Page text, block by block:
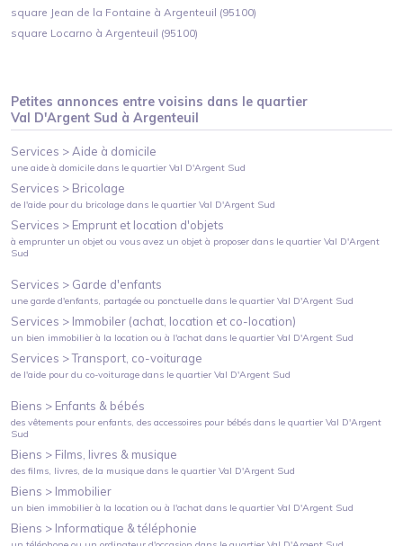
square Jean de la Fontaine à Argenteuil (95100)
square Locarno à Argenteuil (95100)
Petites annonces entre voisins dans le quartier
Val D'Argent Sud àArgenteuil
Services >Aide à domicile
une aide à domicile dans le quartierVal D'Argent Sud
Services > Bricolage
de l'aide pour du bricolage dans le quartierVal D'Argent Sud
Services > Emprunt et location d'objets
à emprunter un objet ou vous avez un objet à proposer dans le quartierVal D'Argent
Sud
Services > Garde d'enfants
une garde d'enfants, partagée ou ponctuelle dans le quartierVal D'Argent Sud
Services > Immobiler (achat, location et co-location)
un bien immobilier à la location ou à l'achat dans le quartierVal D'Argent Sud
Services >Transport, co-voiturage
de l'aide pour du co-voiturage dans le quartierVal D'Argent Sud
Biens > Enfants & bébés
des vêtements pour enfants, des accessoires pour bébés dans le quartierVal D'Argent
Sud
Biens > Films, livres & musique
des films, livres, de la musique dans le quartierVal D'Argent Sud
Biens > Immobilier
un bien immobilier à la location ou à l'achat dans le quartierVal D'Argent Sud
Biens > Informatique & téléphonie